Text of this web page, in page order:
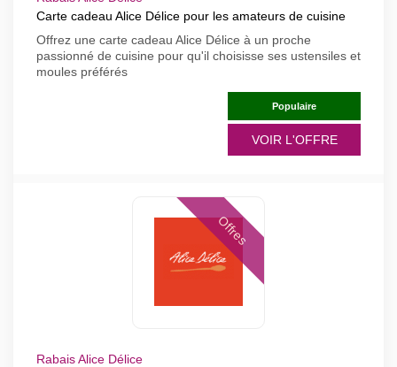
Carte cadeau Alice Délice pour les amateurs de cuisine
Offrez une carte cadeau Alice Délice à un proche
passionné de cuisine pour qu'il choisisse ses ustensiles et
moules préférés
Populaire
VOIR L'OFFRE
Offres
Rabais Alice Délice